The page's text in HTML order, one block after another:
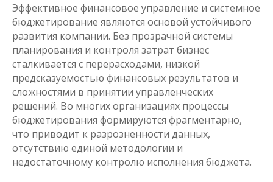
Эффективное финансовое управление и системное
бюджетирование являются основой устойчивого
развития компании. Без прозрачной системы
планирования и контроля затрат бизнес
сталкивается с перерасходами, низкой
предсказуемостью финансовых результатов и
сложностями в принятии управленческих
решений. Во многих организациях процессы
бюджетирования формируются фрагментарно,
что приводит к разрозненности данных,
отсутствию единой методологии и
недостаточному контролю исполнения бюджета.